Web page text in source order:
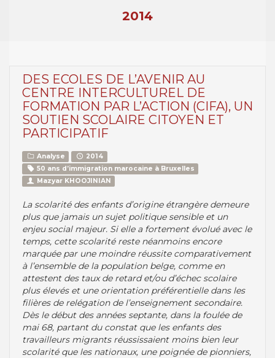
2014
DES ECOLES DE L’AVENIR AU
CENTRE INTERCULTUREL DE
FORMATION PAR L’ACTION (CIFA), UN
SOUTIEN SCOLAIRE CITOYEN ET
PARTICIPATIF
Analyse
2014
50 ans d’immigration marocaine à Bruxelles
Mazyar KHOOJINIAN
La scolarité des enfants d’origine étrangère demeure
plus que jamais un sujet politique sensible et un
enjeu social majeur. Si elle a fortement évolué avec le
temps, cette scolarité reste néanmoins encore
marquée par une moindre réussite comparativement
à l’ensemble de la population belge, comme en
attestent des taux de retard et/ou d’échec scolaire
plus élevés et une orientation préférentielle dans les
filières de relégation de l’enseignement secondaire.
Dès le début des années septante, dans la foulée de
mai 68, partant du constat que les enfants des
travailleurs migrants réussissaient moins bien leur
scolarité que les nationaux, une poignée de pionniers,